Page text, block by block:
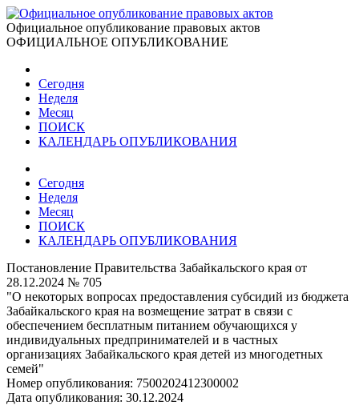
Официальное опубликование правовых актов
ОФИЦИАЛЬНОЕ ОПУБЛИКОВАНИЕ
Сегодня
Неделя
Месяц
ПОИСК
КАЛЕНДАРЬ ОПУБЛИКОВАНИЯ
Сегодня
Неделя
Месяц
ПОИСК
КАЛЕНДАРЬ ОПУБЛИКОВАНИЯ
Постановление Правительства Забайкальского края от
28.12.2024 № 705
"О некоторых вопросах предоставления субсидий из бюджета
Забайкальского края на возмещение затрат в связи с
обеспечением бесплатным питанием обучающихся у
индивидуальных предпринимателей и в частных
организациях Забайкальского края детей из многодетных
семей"
Номер опубликования: 7500202412300002
Дата опубликования: 30.12.2024